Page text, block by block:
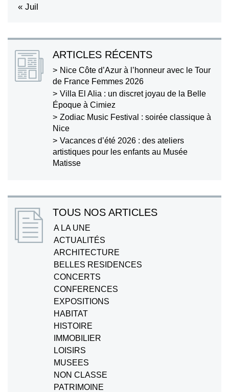
« Juil
ARTICLES RÉCENTS
Nice Côte d’Azur à l’honneur avec le Tour
de France Femmes 2026
Villa El Alia : un discret joyau de la Belle
Époque à Cimiez
Zodiac Music Festival : soirée classique à
Nice
Vacances d’été 2026 : des ateliers
artistiques pour les enfants au Musée
Matisse
TOUS NOS ARTICLES
A LA UNE
ACTUALITÉS
ARCHITECTURE
BELLES RESIDENCES
CONCERTS
CONFERENCES
EXPOSITIONS
HABITAT
HISTOIRE
IMMOBILIER
LOISIRS
MUSEES
NON CLASSE
PATRIMOINE